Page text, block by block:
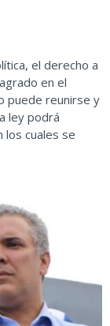
el derecho a
en el
puede reunirse y
ley podrá
los cuales se